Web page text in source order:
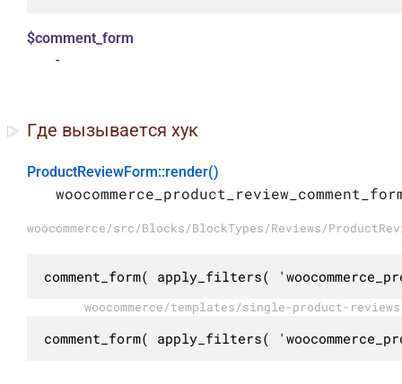
$comment_form
-
Где вызывается хук
ProductReviewForm::render()
woocommerce/src/Blocks/BlockTypes/Reviews/
comment_form( apply_filters(
woocommerce/templates/single-product-
comment_form( apply_filters(